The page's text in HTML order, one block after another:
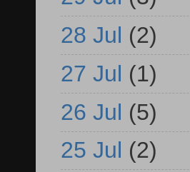
28 Jul (2)
27 Jul (1)
26 Jul (5)
25 Jul (2)